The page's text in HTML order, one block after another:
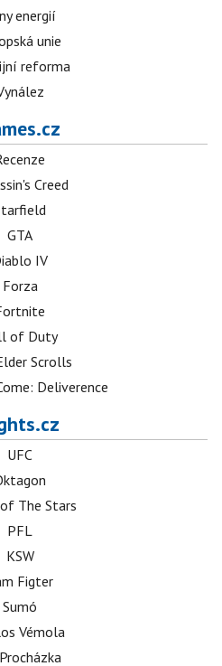
energií
unie
reforma
Creed
GTA
IV
Forza
of Duty
Scrolls
Deliverence
UFC
The Stars
PFL
KSW
Figter
Sumó
Vémola